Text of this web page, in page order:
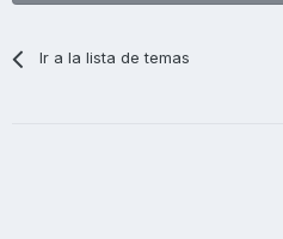
Ir a la lista de temas